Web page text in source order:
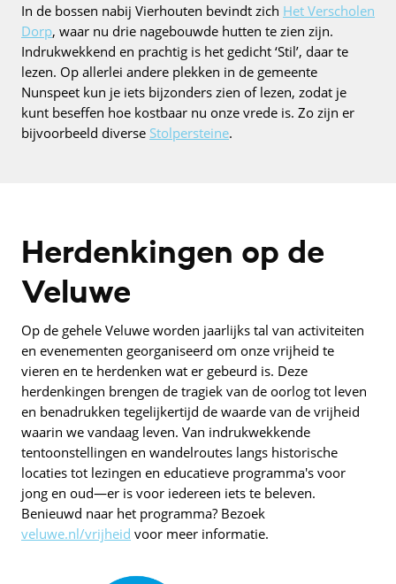
In de bossen nabij Vierhouten bevindt zich Het Verscholen
Dorp, waar nu drie nagebouwde hutten te zien zijn.
Indrukwekkend en prachtig is het gedicht ‘Stil’, daar te
lezen. Op allerlei andere plekken in de gemeente
Nunspeet kun je iets bijzonders zien of lezen, zodat je
kunt beseffen hoe kostbaar nu onze vrede is. Zo zijn er
bijvoorbeeld diverse Stolpersteine.
Herdenkingen op de
Veluwe
Op de gehele Veluwe worden jaarlijks tal van activiteiten
en evenementen georganiseerd om onze vrijheid te
vieren en te herdenken wat er gebeurd is. Deze
herdenkingen brengen de tragiek van de oorlog tot leven
en benadrukken tegelijkertijd de waarde van de vrijheid
waarin we vandaag leven. Van indrukwekkende
tentoonstellingen en wandelroutes langs historische
locaties tot lezingen en educatieve programma's voor
jong en oud—er is voor iedereen iets te beleven.
Benieuwd naar het programma? Bezoek
veluwe.nl/vrijheid voor meer informatie.